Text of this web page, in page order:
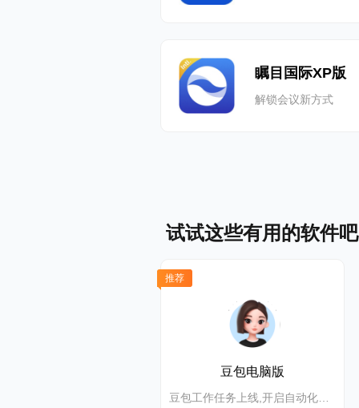
瞩目国际XP版
解锁会议新方式
试试这些有用的软件吧
推荐
豆包电脑版